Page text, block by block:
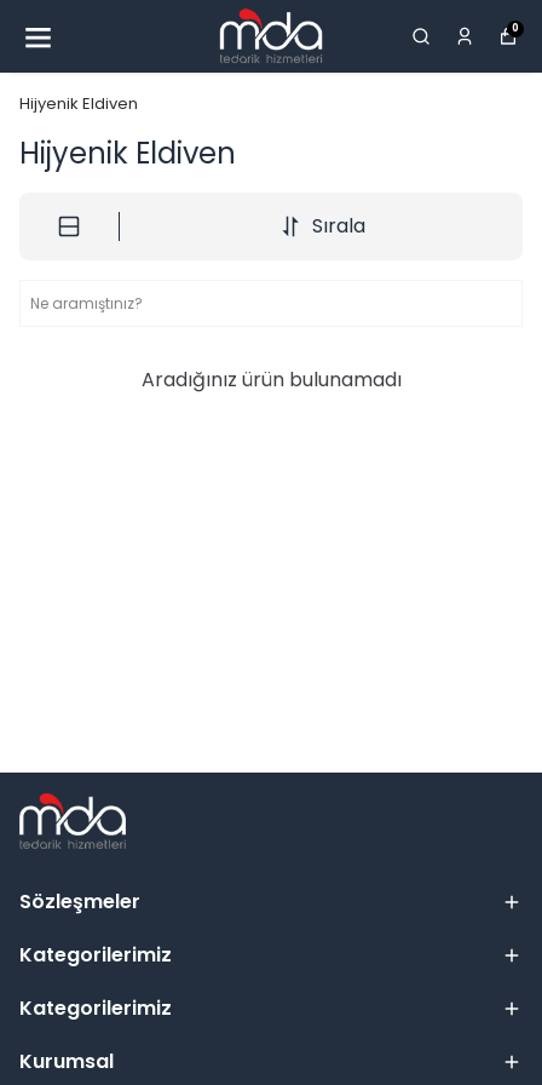
0
Hijyenik Eldiven
Hijyenik Eldiven
Sırala
Aradığınız ürün bulunamadı
Sözleşmeler
Kategorilerimiz
Kategorilerimiz
Kurumsal